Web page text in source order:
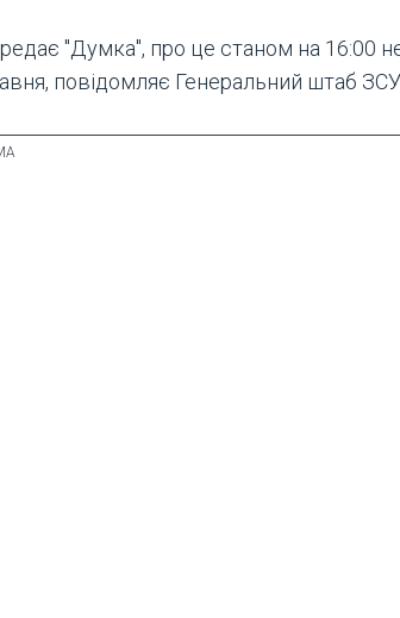
"Думка", про це станом на 16:00
повідомляє Генеральний штаб